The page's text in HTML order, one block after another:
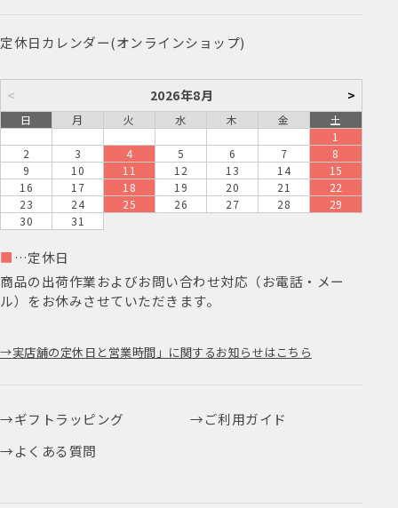
定休日カレンダー(オンラインショップ)
< 2026年8月 >
日 月 火 水 木 金
土
1
2
3 4 5 6 7
8
9
10 11 12 13 14
15
16
17 18 19 20 21
22
23
24 25 26 27 28
29
30
31
■ …定休日
商品の出荷作業およびお問い合わせ対応（お電話・メー
ル）をお休みさせていただきます。
実店舗の定休日と営業時間」に関するお知らせはこちら
ギフトラッピング
ご利用ガイド
よくある質問